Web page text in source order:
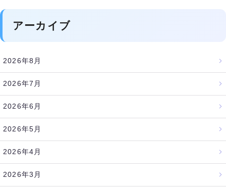
アーカイブ
2026年8月
2026年7月
2026年6月
2026年5月
2026年4月
2026年3月